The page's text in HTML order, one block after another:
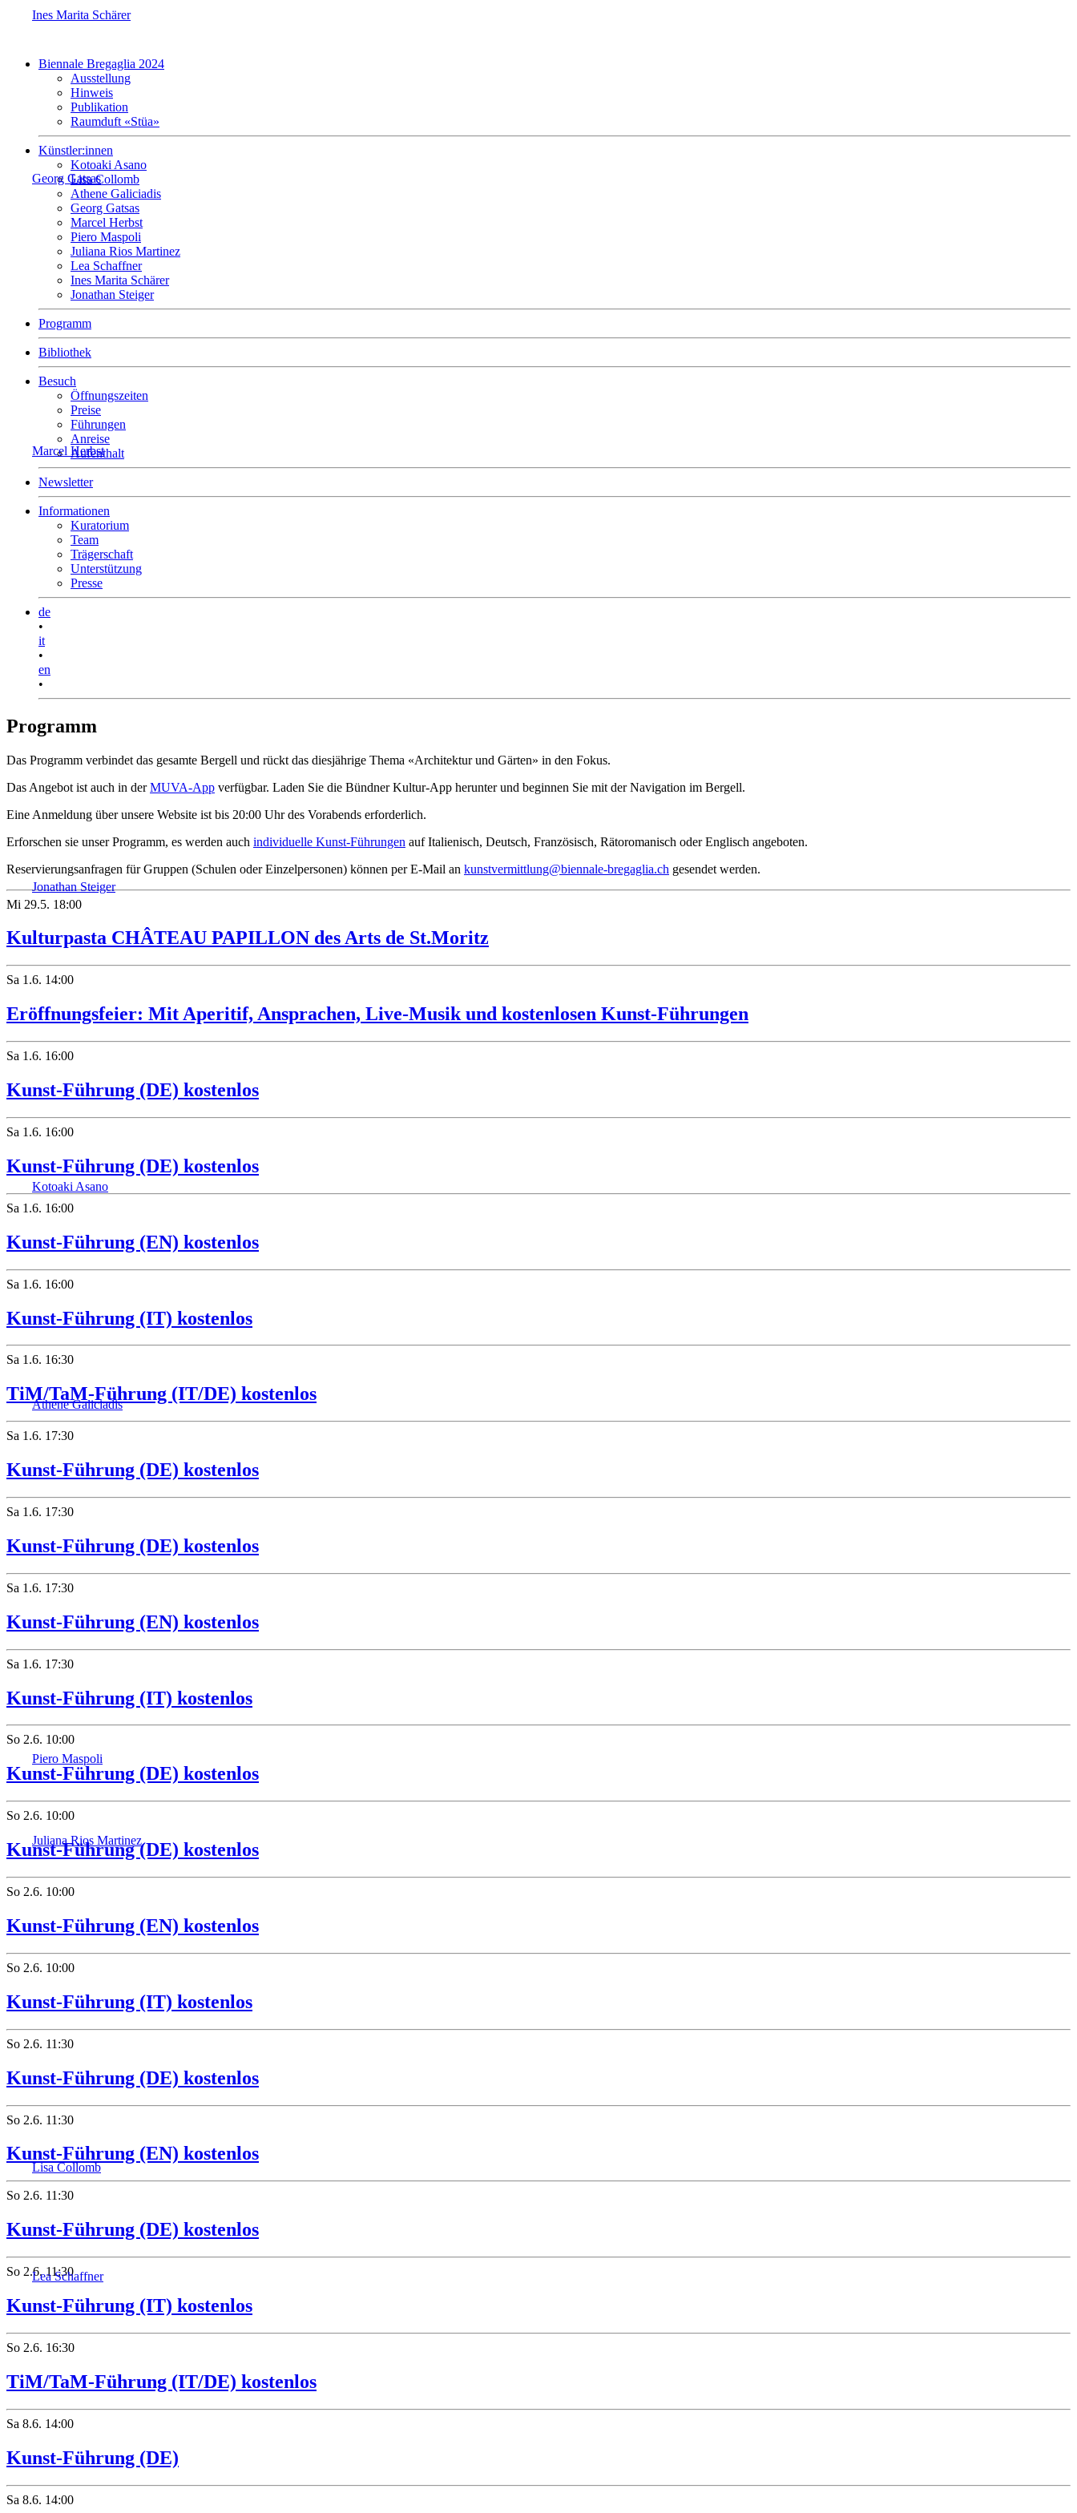
Biennale Bregaglia 2024
Ausstellung
Hinweis
Publikation
Raumduft «Stüa»
Künstler:innen
Kotoaki Asano
Lisa Collomb
Athene Galiciadis
Georg Gatsas
Marcel Herbst
Piero Maspoli
Juliana Rios Martinez
Lea Schaffner
Ines Marita Schärer
Jonathan Steiger
Programm
Bibliothek
Besuch
Öffnungszeiten
Preise
Führungen
Anreise
Aufenthalt
Newsletter
Informationen
Kuratorium
Team
Trägerschaft
Unterstützung
Presse
de
•
it
•
en
•
Programm
Das Programm verbindet das gesamte Bergell und rückt das diesjährige Thema «Architektur und Gärten» in den Fokus.
Das Angebot ist auch in derMUVA-App verfügbar. Laden Sie die Bündner Kultur-App herunter und beginnen Sie mit der Navigation im Bergell.
Eine Anmeldung über unsere Website ist bis 20:00 Uhr des Vorabends erforderlich.
Erforschen sie unser Programm, es werden auch individuelle Kunst-Führungen auf Italienisch, Deutsch, Französisch, Rätoromanisch oder Englisch angeboten.
Reservierungsanfragen für Gruppen (Schulen oder Einzelpersonen) können per E-Mail an kunstvermittlung@biennale-bregaglia.ch gesendet werden.
Mi 29.5. 18:00
Kulturpasta CHÂTEAU PAPILLON des Arts de St.Moritz
Sa 1.6. 14:00
Eröffnungsfeier: Mit Aperitif, Ansprachen, Live-Musik und kostenlosen Kunst-Führungen
Sa 1.6. 16:00
Kunst-Führung (DE) kostenlos
Sa 1.6. 16:00
Kunst-Führung (DE) kostenlos
Sa 1.6. 16:00
Kunst-Führung (EN) kostenlos
Sa 1.6. 16:00
Kunst-Führung (IT) kostenlos
Sa 1.6. 16:30
TiM/TaM-Führung (IT/DE) kostenlos
Sa 1.6. 17:30
Kunst-Führung (DE) kostenlos
Sa 1.6. 17:30
Kunst-Führung (DE) kostenlos
Sa 1.6. 17:30
Kunst-Führung (EN) kostenlos
Sa 1.6. 17:30
Kunst-Führung (IT) kostenlos
So 2.6. 10:00
Kunst-Führung (DE) kostenlos
So 2.6. 10:00
Kunst-Führung (DE) kostenlos
So 2.6. 10:00
Kunst-Führung (EN) kostenlos
So 2.6. 10:00
Kunst-Führung (IT) kostenlos
So 2.6. 11:30
Kunst-Führung (DE) kostenlos
So 2.6. 11:30
Kunst-Führung (EN) kostenlos
So 2.6. 11:30
Kunst-Führung (DE) kostenlos
So 2.6. 11:30
Kunst-Führung (IT) kostenlos
So 2.6. 16:30
TiM/TaM-Führung (IT/DE) kostenlos
Sa 8.6. 14:00
Kunst-Führung (DE)
Sa 8.6. 14:00
Ines Marita Schärer
Georg Gatsas
Marcel Herbst
Jonathan Steiger
Kotoaki Asano
Athene Galiciadis
Piero Maspoli
Juliana Rios Martinez
Lisa Collomb
Lea Schaffner